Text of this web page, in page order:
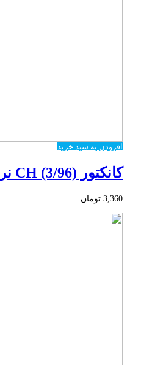
افزودن به سبد خرید
کانکتور CH (3/96) نر رایت 12 پین
3,360 تومان